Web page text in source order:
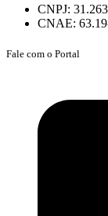
CNPJ:
CNAE:
Fale com o Portal